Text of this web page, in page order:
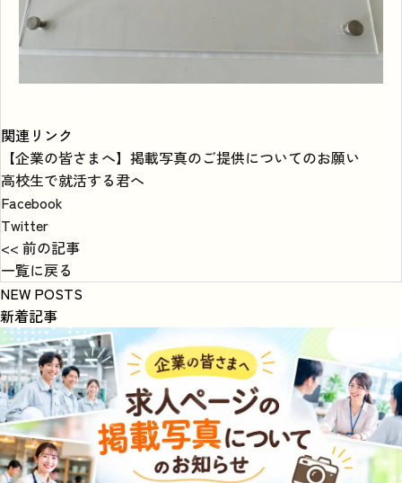
関連リンク
【企業の皆さまへ】掲載写真のご提供についてのお願い
高校生で就活する君へ
Facebook
Twitter
<< 前の記事
一覧に戻る
NEW POSTS
新着記事